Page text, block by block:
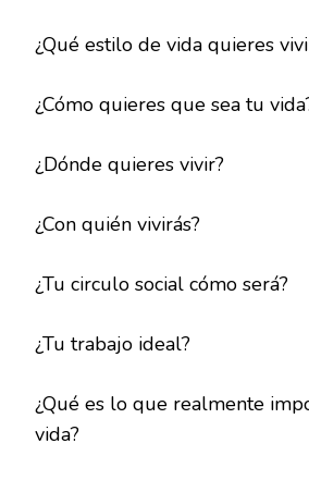
¿Qué estilo de vida quieres
¿Cómo quieres que sea tu
¿Dónde quieres vivir?
¿Con quién vivirás?
¿Tu circulo social cómo será?
¿Tu trabajo ideal?
¿Qué es lo que realmente
vida?